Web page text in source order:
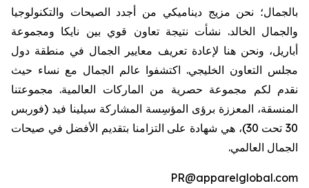
بالجمال؛ نحن مزيج ديناميكي من أجدد الصيحات والتكنولوجيا
والجمال الخالد. نشأت نتيجة تعاون قوي بين نايكا ومجموعة
أباريل، ونحن هنا لإعادة تعريف معايير الجمال في منطقة دول
مجلس التعاون الخليجي. اكتشفوا عالم الجمال مع نساء حيث
نقدم لكم مجموعة حصرية من الماركات العالمية. مجموعتنا
المنسقة، المعززة برؤى المؤسِسة المشاركة سيلينا فيد (فوربس
30 تحت 30)، هي شهادة على التزامنا بتقديم الأفضل في صيحات
الجمال العالمي.
PR@apparelglobal.com